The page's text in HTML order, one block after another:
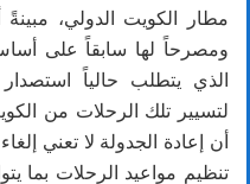
مطار الكويت الدولي،
ومصرحاً لها سابقاً على أساس
الذي يتطلب حالياً
لتسيير تلك الرحلات من
أن إعادة الجدولة لا تعني
تنظيم مواعيد الرحلات بما